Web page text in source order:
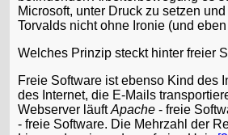
Microsoft, unter Druck zu setzen
Torvalds nicht ohne Ironie (und
Welches Prinzip steckt hinter freier
Freie Software ist ebenso Kind des
des Internet, die E-Mails
Webserver läuftApache - freie
- freie Software. Die Mehrzahl der